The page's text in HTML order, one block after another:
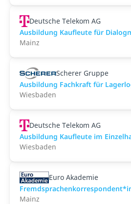
Deutsche Telekom AG
Ausbildung Kaufleute für
Mainz
Scherer Gruppe
Ausbildung Fachkraft für
Wiesbaden
Deutsche Telekom AG
Ausbildung Kaufleute im
Wiesbaden
Euro Akademie
Mainz